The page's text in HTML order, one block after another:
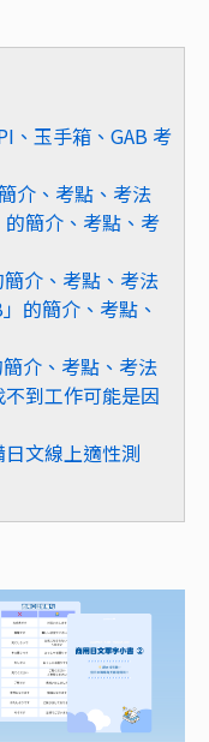
、玉手箱、GAB 考
介、考點、考法
的簡介、考點、考
簡介、考點、考法
的簡介、考點、
簡介、考點、考法
到工作可能是因
文線上適性測